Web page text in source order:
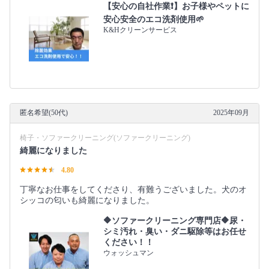
【安心の自社作業❗️】お子様やペットに
安心安全のエコ洗剤使用🌱
K&Hクリーンサービス
匿名希望(50代) 2025年09月
椅子・ソファークリーニング(ソファークリーニング)
綺麗になりました
4.80
丁寧なお仕事をしてくださり、有難うございました。犬のオ
シッコの匂いも綺麗になりました。
🔶ソファークリーニング専門店🔶尿・
シミ汚れ・臭い・ダニ駆除等はお任せ
ください！！
ウォッシュマン